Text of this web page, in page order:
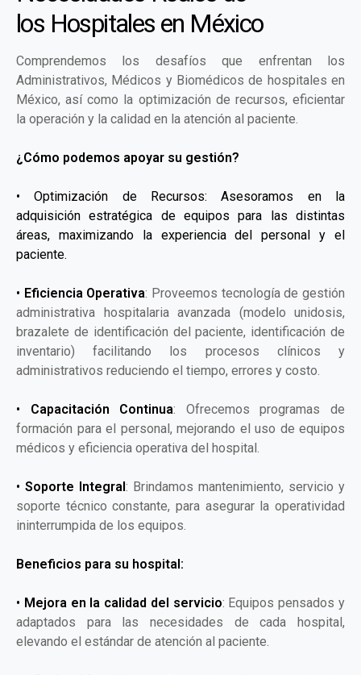
los Hospitales en México
Comprendemos los desafíos que enfrentan los
Administrativos, Médicos y Biomédicos de hospitales en
México, así como la optimización de recursos, eficientar
la operación y la calidad en la atención al paciente.
¿Cómo podemos apoyar su gestión?
• Optimización de Recursos: Asesoramos en la
adquisición estratégica de equipos para las distintas
áreas, maximizando la experiencia del personal y el
paciente.
• Eficiencia Operativa: Proveemos tecnología de gestión
administrativa hospitalaria avanzada (modelo unidosis,
brazalete de identificación del paciente, identificación de
inventario) facilitando los procesos clínicos y
administrativos reduciendo el tiempo, errores y costo.
• Capacitación Continua: Ofrecemos programas de
formación para el personal, mejorando el uso de equipos
médicos y eficiencia operativa del hospital.
• Soporte Integral : Brindamos mantenimiento, servicio y
soporte técnico constante, para asegurar la operatividad
ininterrumpida de los equipos.
Beneficios para su hospital:
• Mejora en la calidad del servicio: Equipos pensados y
adaptados para las necesidades de cada hospital,
elevando el estándar de atención al paciente.